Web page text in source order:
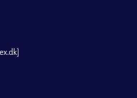
komplet saml-selv-pakke i
B:223 x D:379 x H: 332 cm